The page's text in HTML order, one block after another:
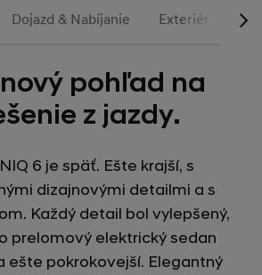
Dojazd & Nabíjanie Exteriér
pohľad na
z jazdy.
6 je späť. Ešte krajší, s
dizajnovými detailmi a s
Každý detail bol vylepšený,
prelomový elektrický sedan
ešte pokrokovejší. Elegantný